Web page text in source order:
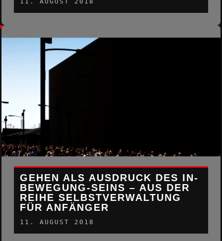
GEHEN ALS AUSDRUCK DES IN-
BEWEGUNG-SEINS – AUS DER
REIHE SELBSTVERWALTUNG
FÜR ANFÄNGER
11. AUGUST 2018